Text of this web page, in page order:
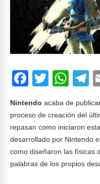
F
ac
e
b
o
o
T
w
itt
er
W
h
at
s
A
p
T
el
e
a
Nintendo acaba de
proceso de creación del
repasan como iniciaron
desarrollado por Nintendo
como diseñaron las físicas
palabras de los propios